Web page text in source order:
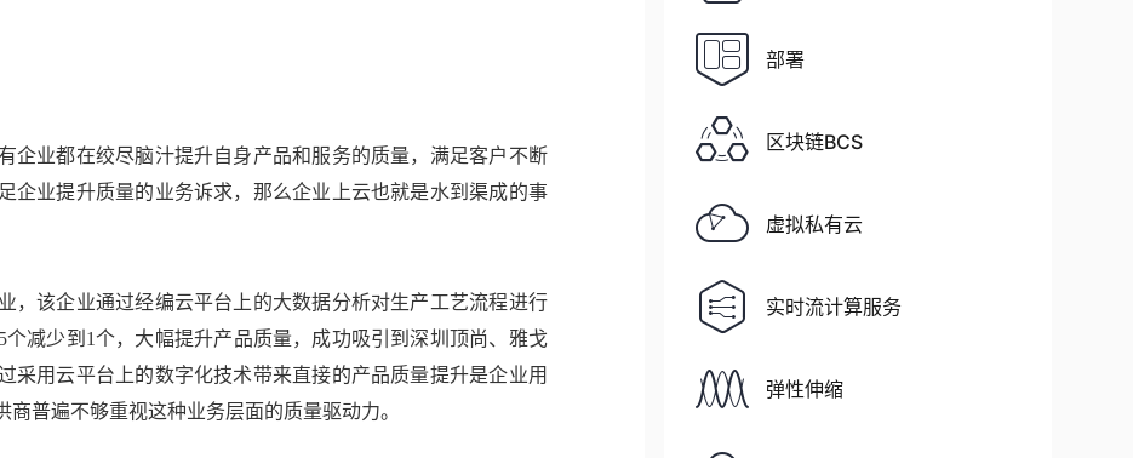
企业都在绞尽脑汁提升自身产品和服务的质量，满足客户不断
企业提升质量的业务诉求，那么企业上云也就是水到渠成的事
，该企业通过经编云平台上的大数据分析对生产工艺流程进行
减少到1个，大幅提升产品质量，成功吸引到深圳顶尚、雅戈
采用云平台上的数字化技术带来直接的产品质量提升是企业用
普遍不够重视这种业务层面的质量驱动力。
部署
区块链BCS
虚拟私有云
实时流计算服务
弹性伸缩